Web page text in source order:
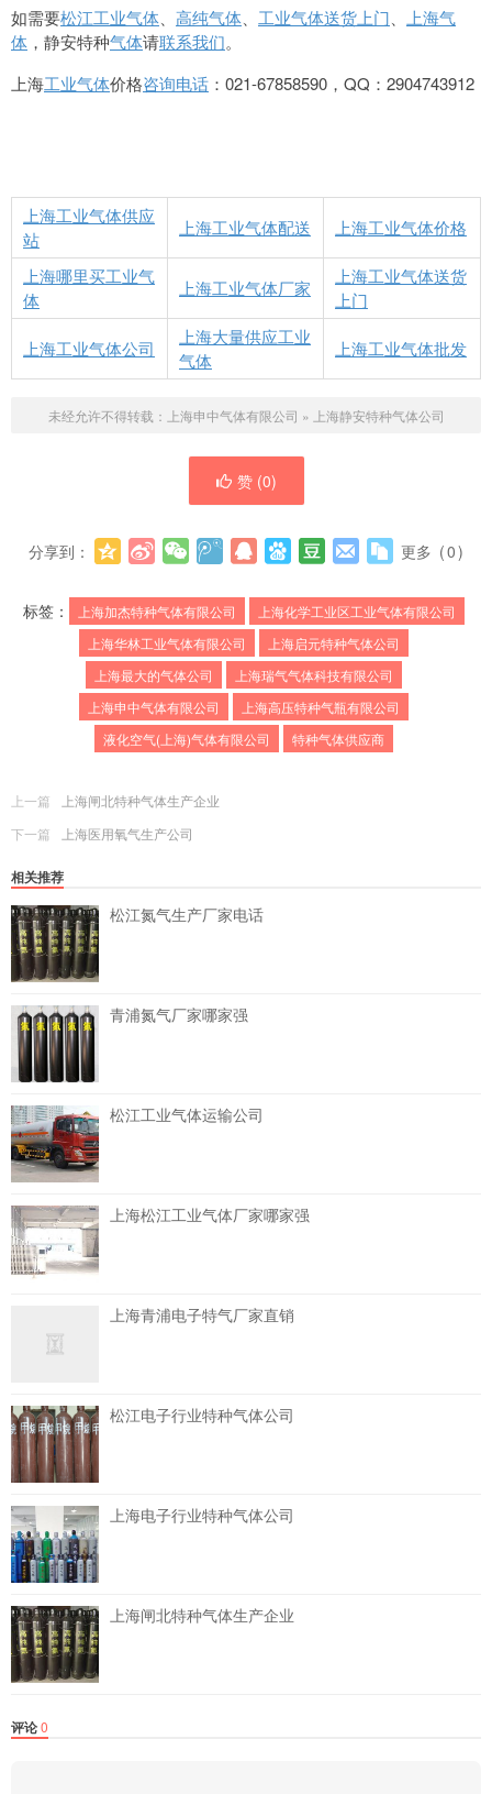
如需要松江工业气体 高纯气体 工业气体送货上门
上海气
体 ，静安特种气体请联系我们。
上海工业气体价格咨询电话 ：021-67858590，QQ：2904743912
上海工业气体供应
站
上海工业气体配送 上海工业气体价格
上海哪里买工业气
体
上海工业气体厂家
上海工业气体送货
上门
上海工业气体公司
上海大量供应工业
气体
上海工业气体批发
未经允许不得转载： 上海申中气体有限公司 » 上海静安特种气体公司
赞 (0)
分享到： 更多 (0)
标签： 上海加杰特种气体有限公司
上海化学工业区工业气体有限公司
上海华林工业气体有限公司
上海启元特种气体公司
上海最大的气体公司
上海瑞气气体科技有限公司
上海申中气体有限公司
上海高压特种气瓶有限公司
液化空气(上海)气体有限公司
特种气体供应商
上一篇
上海闸北特种气体生产企业
下一篇
上海医用氧气生产公司
相关推荐
松江氮气生产厂家电话
青浦氮气厂家哪家强
松江工业气体运输公司
上海松江工业气体厂家哪家强
上海青浦电子特气厂家直销
松江电子行业特种气体公司
上海电子行业特种气体公司
上海闸北特种气体生产企业
评论0